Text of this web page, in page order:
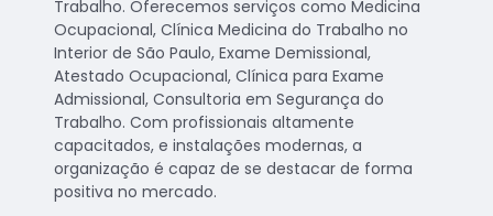
Trabalho. Oferecemos serviços como Medicina
Ocupacional, Clínica Medicina do Trabalho no
Interior de São Paulo, Exame Demissional,
Atestado Ocupacional, Clínica para Exame
Admissional, Consultoria em Segurança do
Trabalho. Com profissionais altamente
capacitados, e instalações modernas, a
organização é capaz de se destacar de forma
positiva no mercado.